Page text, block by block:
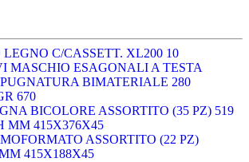
C/CASSETT. XL200 10
MASCHIO ESAGONALI A TESTA
BIMATERIALE 280
670
BICOLORE ASSORTITO (35 PZ) 519
MM 415X376X45
ASSORTITO (22 PZ)
415X188X45